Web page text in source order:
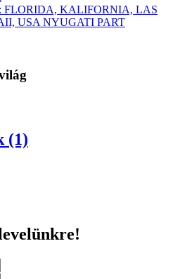
FLORIDA, KALIFORNIA, LAS
USA NYUGATI PART
(1)